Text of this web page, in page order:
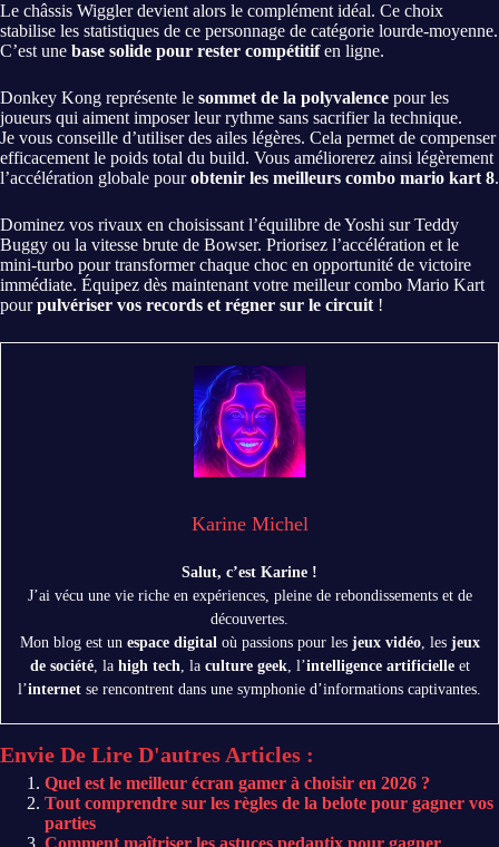
Le châssis Wiggler devient alors le complément idéal. Ce choix
stabilise les statistiques de ce personnage de catégorie lourde-moyenne.
C’est une base solide pour rester compétitifen ligne.
Donkey Kong représente le sommet de la polyvalence pour les
joueurs qui aiment imposer leur rythme sans sacrifier la technique.
Je vous conseille d’utiliser des ailes légères. Cela permet de compenser
efficacement le poids total du build. Vous améliorerez ainsi légèrement
l’accélération globale pourobtenir les meilleurs combo mario kart 8.
Dominez vos rivaux en choisissant l’équilibre de Yoshi sur Teddy
Buggy ou la vitesse brute de Bowser. Priorisez l’accélération et le
mini-turbo pour transformer chaque choc en opportunité de victoire
immédiate. Équipez dès maintenant votre meilleur combo Mario Kart
pourpulvériser vos records et régner sur le circuit !
Karine Michel
Salut, c’est Karine !
J’ai vécu une vie riche en expériences, pleine de rebondissements et de
découvertes.
Mon blog est un espace digitaloù passions pour les jeux vidéo, les jeux
de société, la high tech, la culture geek, l’intelligence artificielleet
l’internet se rencontrent dans une symphonie d’informations captivantes.
Envie De Lire D'autres Articles :
Quel est le meilleur écran gamer à choisir en 2026 ?
Tout comprendre sur les règles de la belote pour gagner vos
parties